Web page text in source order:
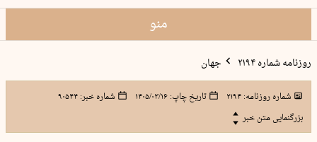
منو
روزنامه شماره ۲۱۹۴ جهان
شماره روزنامه:۲۱۹۴ تاریخ چاپ:۱۴۰۵/۰۳/۱۶ شماره خبر:۹۰۵۴۴
بزرگنمایی متن خبر